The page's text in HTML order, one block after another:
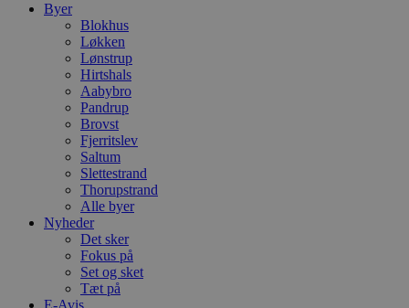
Byer
Blokhus
Løkken
Lønstrup
Hirtshals
Aabybro
Pandrup
Brovst
Fjerritslev
Saltum
Slettestrand
Thorupstrand
Alle byer
Nyheder
Det sker
Fokus på
Set og sket
Tæt på
E-Avis